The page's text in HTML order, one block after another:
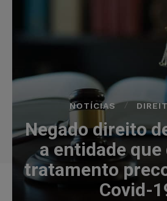
NOTÍCIAS
Negado direito
a entidade
tratamento
Covid-